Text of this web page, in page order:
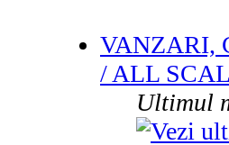
VANZARI,
/ ALL
Ultimul